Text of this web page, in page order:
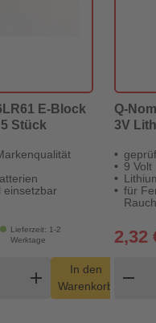
E-Block
Stück
einsetzbar
Lieferzeit: 1-2
Werktage
Warenkorb Menge
add
In den
Warenkorb
shopping_cart
Q-
3V
9 Volt
für
2,32
remove